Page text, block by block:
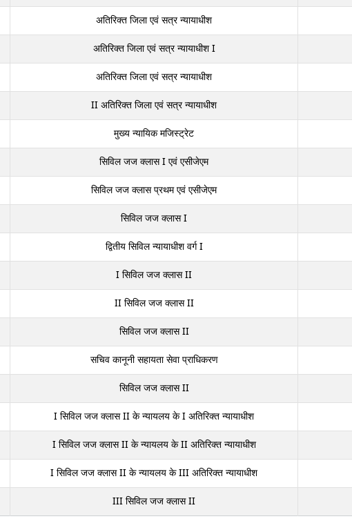
अतिरिक्त जिला एवं सत्र न्यायाधीश
अतिरिक्त जिला एवं सत्र न्यायाधीश I
अतिरिक्त जिला एवं सत्र न्यायाधीश
II अतिरिक्त जिला एवं सत्र न्यायाधीश
मुख्य न्यायिक मजिस्ट्रेट
सिविल जज क्लास I एवं एसीजेएम
सिविल जज क्लास प्रथम एवं एसीजेएम
सिविल जज क्लास I
द्वितीय सिविल न्यायाधीश वर्ग I
I सिविल जज क्लास II
II सिविल जज क्लास II
सिविल जज क्लास II
सचिव कानूनी सहायता सेवा प्राधिकरण
सिविल जज क्लास II
I सिविल जज क्लास II के न्यायलय के I अतिरिक्त न्यायाधीश
I सिविल जज क्लास II के न्यायलय के II अतिरिक्त न्यायाधीश
I सिविल जज क्लास II के न्यायलय के III अतिरिक्त न्यायाधीश
III सिविल जज क्लास II